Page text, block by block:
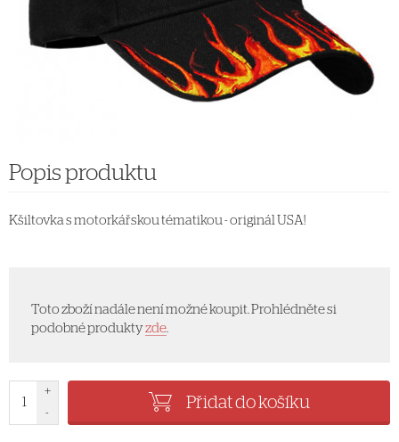
Popis produktu
Kšiltovka s motorkářskou tématikou - originál USA!
Toto zboží nadále není možné koupit. Prohlédněte si
podobné produktyzde.
+
-
Přidat do košíku